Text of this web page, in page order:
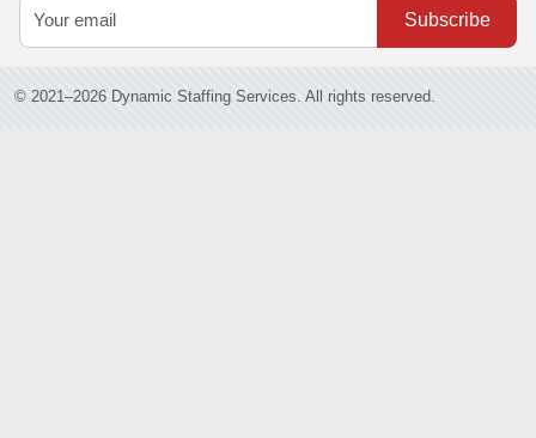
Subscribe
© 2021–2026 Dynamic Staffing Services. All rights reserved.